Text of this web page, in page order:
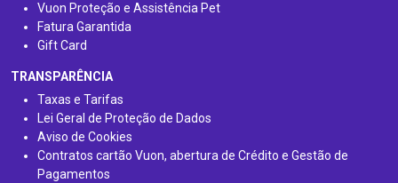
Vuon Proteção e Assistência Pet
Fatura Garantida
Gift Card
TRANSPARÊNCIA
Taxas e Tarifas
Lei Geral de Proteção de Dados
Aviso de Cookies
Contratos cartão Vuon, abertura de Crédito e Gestão de
Pagamentos